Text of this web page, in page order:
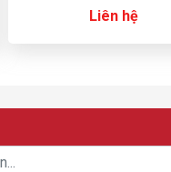
Liên hệ